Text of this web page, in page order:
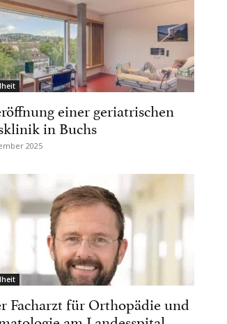
einer geriatrischen
in Buchs
2025
Facharzt für Orthopädie und